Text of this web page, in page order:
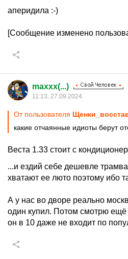
аперидила :-)
[Сообщение изменено
maxxx(...)
11:13, 27.09.2024
От пользователя
какие отчаянные идиоты берут
Веста 1.33 стоит с
...и ездий себе дешевле
хватают ее люто поэтому ибо
А у нас во дворе реально
один купил. Потом смотрю ещё
он в 10 даже не входит по